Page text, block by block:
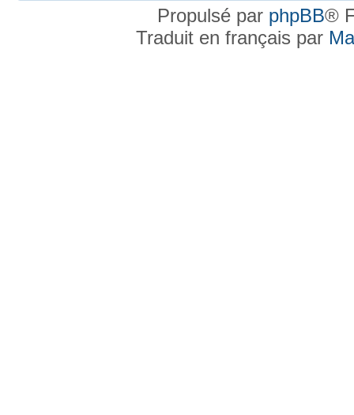
Propulsé par phpBB®
Traduit en français par